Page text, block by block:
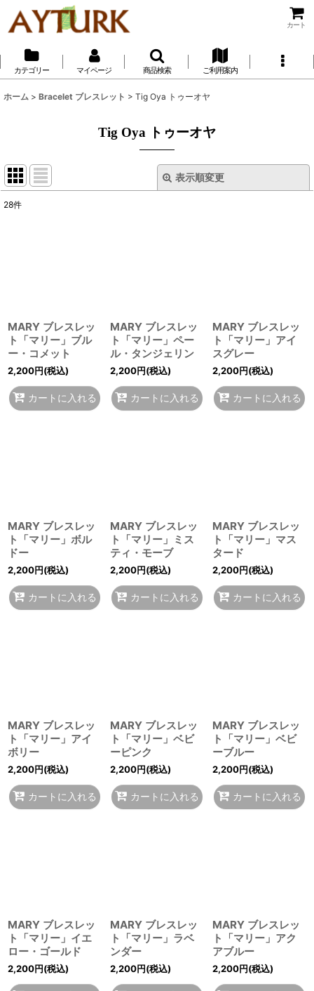
カート
カテゴリー マイページ 商品検索 ご利用案内
ホーム > Bracelet ブレスレット > Tig Oya トゥーオヤ
Tig Oya トゥーオヤ
表示順変更
28件
MARY ブレスレッ
ト「マリー」ブル
ー・コメット
2,200円(税込)
カートに入れる
MARY ブレスレッ
ト「マリー」ペー
ル・タンジェリン
2,200円(税込)
カートに入れる
MARY ブレスレッ
ト「マリー」アイ
スグレー
2,200円(税込)
カートに入れる
MARY ブレスレッ
ト「マリー」ボル
ドー
2,200円(税込)
カートに入れる
MARY ブレスレッ
ト「マリー」ミス
ティ・モーブ
2,200円(税込)
カートに入れる
MARY ブレスレッ
ト「マリー」マス
タード
2,200円(税込)
カートに入れる
MARY ブレスレッ
ト「マリー」アイ
ボリー
2,200円(税込)
カートに入れる
MARY ブレスレッ
ト「マリー」ベビ
ーピンク
2,200円(税込)
カートに入れる
MARY ブレスレッ
ト「マリー」ベビ
ーブルー
2,200円(税込)
カートに入れる
MARY ブレスレッ
ト「マリー」イエ
ロー・ゴールド
2,200円(税込)
MARY ブレスレッ
ト「マリー」ラベ
ンダー
2,200円(税込)
MARY ブレスレッ
ト「マリー」アク
アブルー
2,200円(税込)